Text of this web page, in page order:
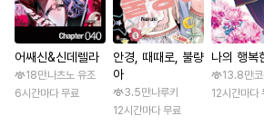
어쌔신&신데렐라
18만나츠노 유조
6시간마다 무료
안경, 때때로, 불량
아
3.5만나루키
12시간마다 무료
나의 행복
13.8만
12시간마다